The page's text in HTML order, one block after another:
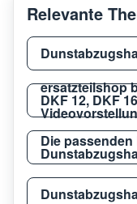
Gorenje
Gorenje
Gorenje
Relevante
ersatzteilshop
DKF 12, DKF
Die